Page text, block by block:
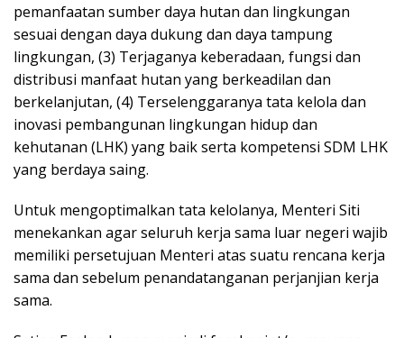
pemanfaatan sumber daya hutan dan lingkungan
sesuai dengan daya dukung dan daya tampung
lingkungan, (3) Terjaganya keberadaan, fungsi dan
distribusi manfaat hutan yang berkeadilan dan
berkelanjutan, (4) Terselenggaranya tata kelola dan
inovasi pembangunan lingkungan hidup dan
kehutanan (LHK) yang baik serta kompetensi SDM LHK
yang berdaya saing.
Untuk mengoptimalkan tata kelolanya, Menteri Siti
menekankan agar seluruh kerja sama luar negeri wajib
memiliki persetujuan Menteri atas suatu rencana kerja
sama dan sebelum penandatanganan perjanjian kerja
sama.